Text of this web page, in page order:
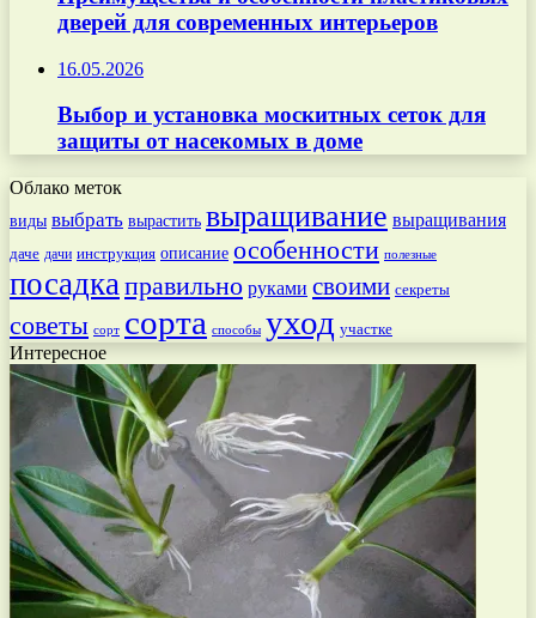
дверей для современных интерьеров
16.05.2026
Выбор и установка москитных сеток для
защиты от насекомых в доме
Облако меток
виды выбрать вырастить выращивание выращивания
даче дачи инструкция описание особенности полезные
посадкаправильно руками своими секреты
советы сорт сорта способы уход участке
Интересное